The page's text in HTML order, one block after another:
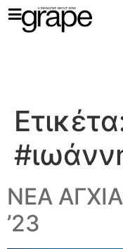
ΝΕΑ
’23